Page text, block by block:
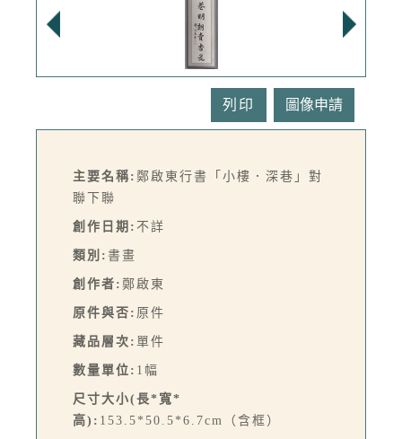
列印
主要名稱: 鄭啟東行書「小樓．深巷」對
聯下聯
創作日期: 不詳
類別: 書畫
創作者: 鄭啟東
原件與否: 原件
藏品層次: 單件
數量單位: 1幅
尺寸大小(長*寬*
高): 153.5*50.5*6.7cm（含框）